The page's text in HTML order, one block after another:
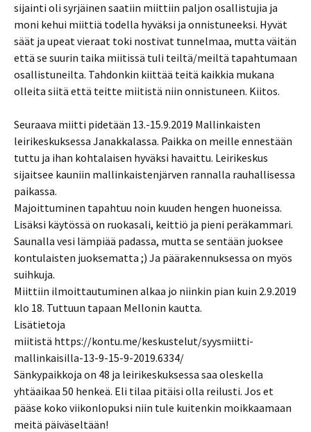
sijainti oli syrjäinen saatiin miittiin paljon osallistujia ja
moni kehui miittiä todella hyväksi ja onnistuneeksi. Hyvät
säät ja upeat vieraat toki nostivat tunnelmaa, mutta väitän
että se suurin taika miitissä tuli teiltä/meiltä tapahtumaan
osallistuneilta. Tahdonkin kiittää teitä kaikkia mukana
olleita siitä että teitte miitistä niin onnistuneen. Kiitos.
Seuraava miitti pidetään 13.-15.9.2019 Mallinkaisten
leirikeskuksessa Janakkalassa. Paikka on meille ennestään
tuttu ja ihan kohtalaisen hyväksi havaittu. Leirikeskus
sijaitsee kauniin mallinkaistenjärven rannalla rauhallisessa
paikassa.
Majoittuminen tapahtuu noin kuuden hengen huoneissa.
Lisäksi käytössä on ruokasali, keittiö ja pieni peräkammari.
Saunalla vesi lämpiää padassa, mutta se sentään juoksee
kontulaisten juoksematta ;) Ja päärakennuksessa on myös
suihkuja.
Miittiin ilmoittautuminen alkaa jo niinkin pian kuin 2.9.2019
klo 18. Tuttuun tapaan Mellonin kautta.
Lisätietoja
miitistä https://kontu.me/keskustelut/syysmiitti-
mallinkaisilla-13-9-15-9-2019.6334/
Sänkypaikkoja on 48 ja leirikeskuksessa saa oleskella
yhtäaikaa 50 henkeä. Eli tilaa pitäisi olla reilusti. Jos et
pääse koko viikonlopuksi niin tule kuitenkin moikkaamaan
meitä päiväseltään!